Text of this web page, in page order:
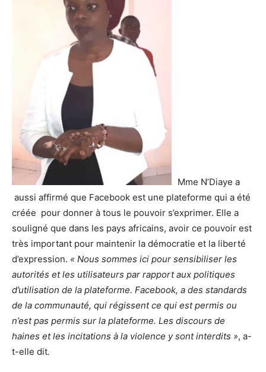
Mme N’Diaye a
aussi affirmé que Facebook est une plateforme qui a été
créée pour donner à tous le pouvoir s’exprimer. Elle a
souligné que dans les pays africains, avoir ce pouvoir est
très important pour maintenir la démocratie et la liberté
d’expression. « Nous sommes ici pour sensibiliser les
autorités et les utilisateurs par rapport aux politiques
d’utilisation de la plateforme. Facebook, a des standards
de la communauté, qui régissent ce qui est permis ou
n’est pas permis sur la plateforme. Les discours de
haines et les incitations à la violence y sont interdits », a-
t-elle dit.